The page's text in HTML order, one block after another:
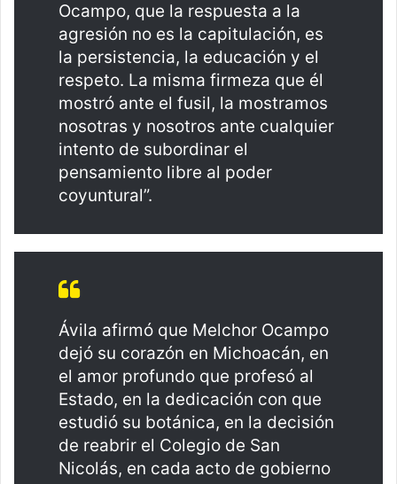
Ocampo, que la respuesta a la
agresión no es la capitulación, es
la persistencia, la educación y el
respeto. La misma firmeza que él
mostró ante el fusil, la mostramos
nosotras y nosotros ante cualquier
intento de subordinar el
pensamiento libre al poder
coyuntural”.
Ávila afirmó que Melchor Ocampo
dejó su corazón en Michoacán, en
el amor profundo que profesó al
Estado, en la dedicación con que
estudió su botánica, en la decisión
de reabrir el Colegio de San
Nicolás, en cada acto de gobierno